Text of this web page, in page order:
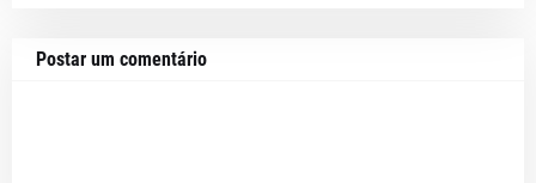
Postar um comentário